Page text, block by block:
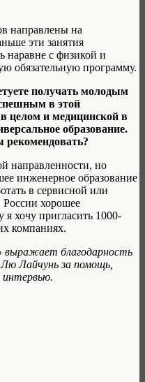
направлены на
эти занятия
наравне с физикой и
обязательную программу.
получать молодым
в этой
в целом и медицинской в
образование.
направленности, но
инженерное образование
в сервисной или
хорошее
я хочу пригласить 1000-
компаниях.
выражает благодарность
Лайчунь за помощь,
интервью.